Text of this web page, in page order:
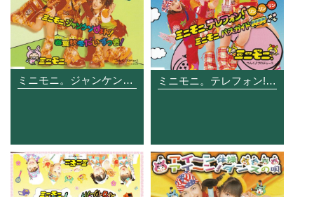
ミニモニ。ジャンケンぴょん! ミニモニ。テレフォン!リンリンリン